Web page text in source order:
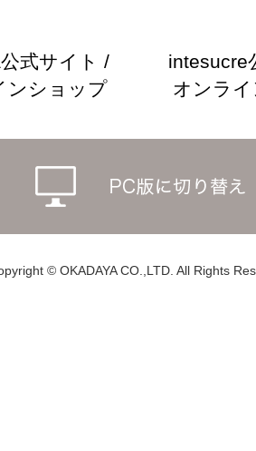
式サイト /
ンショップ
intesucre
オンラ
© OKADAYA CO.,LTD. All Rights